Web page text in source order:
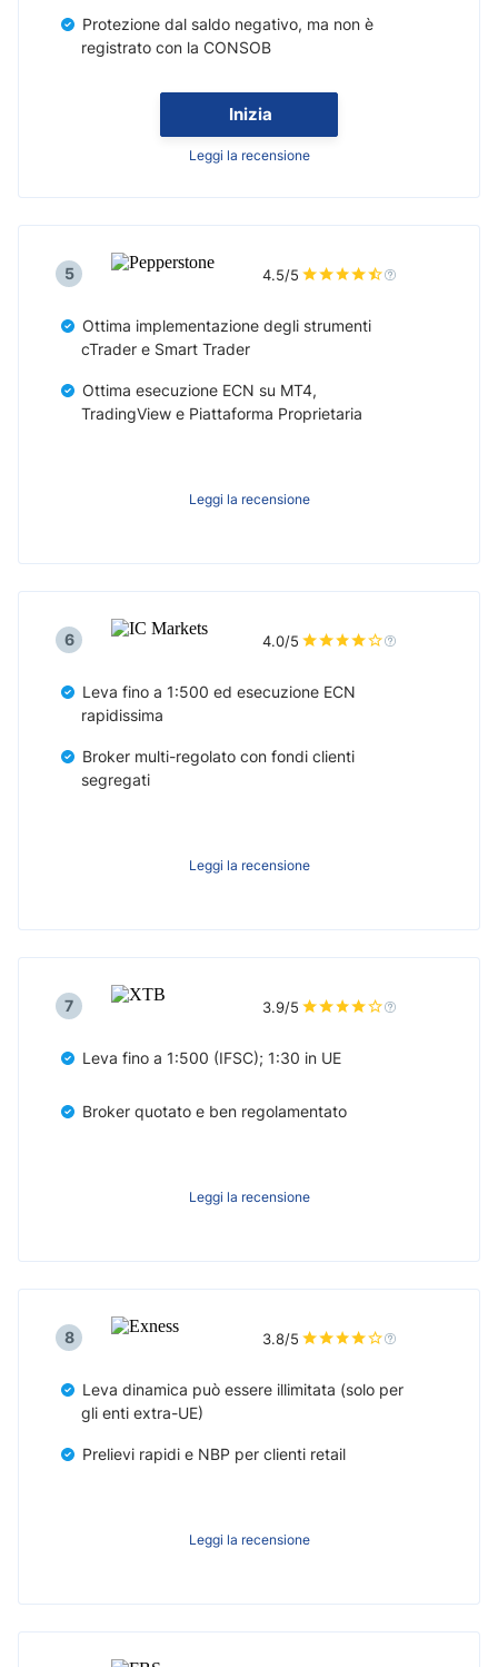
Inizia
Leggi la recensione
Protezione dal saldo negativo, ma non è
registrato con la CONSOB
Leggi la recensione
5 4.5/5
Ottima implementazione degli strumenti
cTrader e Smart Trader
Ottima esecuzione ECN su MT4,
TradingView e Piattaforma Proprietaria
Leggi la recensione
6 4.0/5
Leva fino a 1:500 ed esecuzione ECN
rapidissima
Broker multi-regolato con fondi clienti
segregati
Leggi la recensione
7 3.9/5
Leva fino a 1:500 (IFSC); 1:30 in UE
Broker quotato e ben regolamentato
Leggi la recensione
8 3.8/5
Leva dinamica può essere illimitata (solo per
gli enti extra-UE)
Prelievi rapidi e NBP per clienti retail